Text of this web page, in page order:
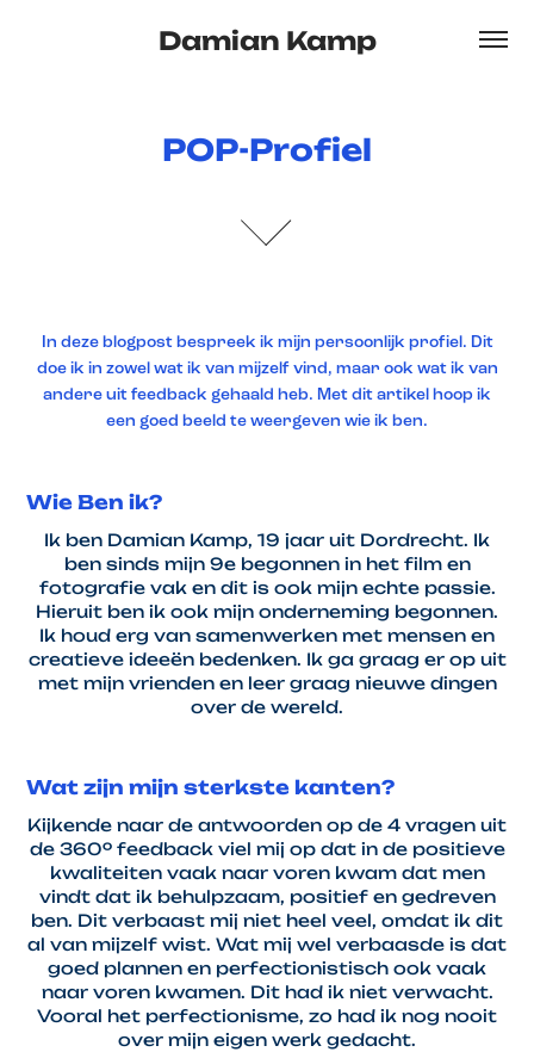
Damian Kamp
POP-Profiel
POP-Profiel
In deze blogpost bespreek ik mijn persoonlijk profiel. Dit
doe ik in zowel wat ik van mijzelf vind, maar ook wat ik van
andere uit feedback gehaald heb. Met dit artikel hoop ik
een goed beeld te weergeven wie ik ben.
Wie Ben ik?
Ik ben Damian Kamp, 19 jaar uit Dordrecht. Ik
ben sinds mijn 9e begonnen in het film en
fotografie vak en dit is ook mijn echte passie.
Hieruit ben ik ook mijn onderneming begonnen.
Ik houd erg van samenwerken met mensen en
creatieve ideeën bedenken. Ik ga graag er op uit
met mijn vrienden en leer graag nieuwe dingen
over de wereld.
Wat zijn mijn sterkste kanten?
Kijkende naar de antwoorden op de 4 vragen uit
de 360º feedback viel mij op dat in de positieve
kwaliteiten vaak naar voren kwam dat men
vindt dat ik behulpzaam, positief en gedreven
ben. Dit verbaast mij niet heel veel, omdat ik dit
al van mijzelf wist. Wat mij wel verbaasde is dat
goed plannen en perfectionistisch ook vaak
naar voren kwamen. Dit had ik niet verwacht.
Vooral het perfectionisme, zo had ik nog nooit
over mijn eigen werk gedacht.